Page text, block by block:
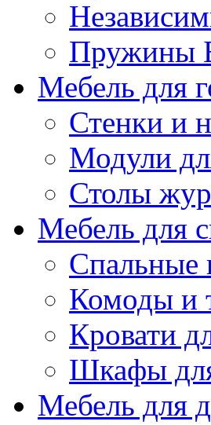
Пружины
Мебель для
Стенки и
Модули
Столы
Мебель для
Спальные
Комоды и
Кровати
Шкафы
Мебель для